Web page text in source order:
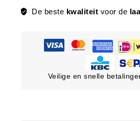
De beste kwaliteit voor de
Veilige en snelle